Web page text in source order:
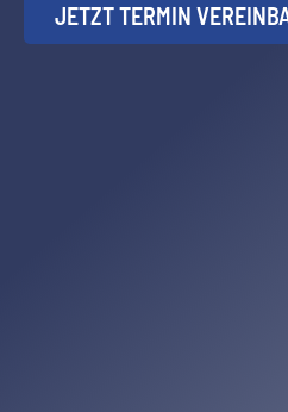
JETZT TERMIN